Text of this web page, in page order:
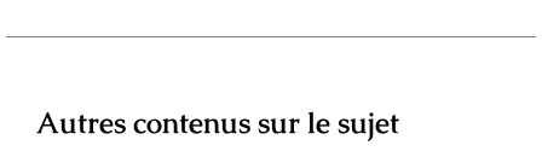
Autres contenus sur le sujet